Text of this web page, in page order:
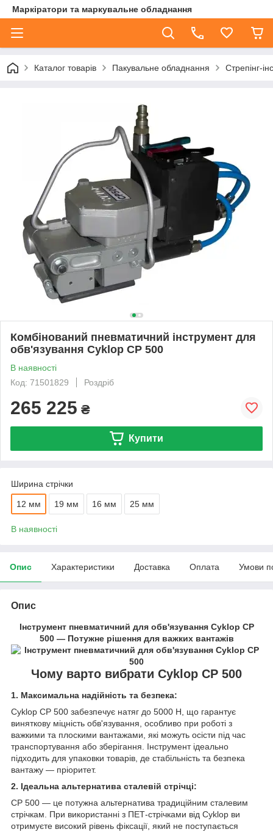
Маркіратори та маркувальне обладнання
Каталог товарів Пакувальне обладнання Стрепінг-
Комбінований пневматичний інструмент для
обв'язування Cyklop CP 500
В наявності
Код: 71501829
Роздріб
265 225 ₴
Купити
Ширина стрічки
12 мм 19 мм 16 мм 25 мм
В наявності
Опис Характеристики Доставка Оплата Умови
Опис
Інструмент пневматичний для обв'язування Cyklop CP
500 — Потужне рішення для важких вантажів
Чому варто вибрати Cyklop CP 500
1. Максимальна надійність та безпека:
Cyklop CP 500 забезпечує натяг до 5000 Н, що гарантує
виняткову міцність обв'язування, особливо при роботі з
важкими та плоскими вантажами, які можуть осісти під час
транспортування або зберігання. Інструмент ідеально
підходить для упаковки товарів, де стабільність та безпека
вантажу — пріоритет.
2. Ідеальна альтернатива сталевій стрічці:
CP 500 — це потужна альтернатива традиційним сталевим
стрічкам. При використанні з ПЕТ-стрічками від Cyklop ви
отримуєте високий рівень фіксації, який не поступається